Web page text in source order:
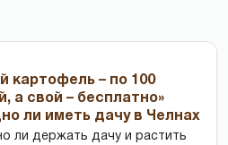
картофель – по 100
а свой – бесплатно»
ли иметь дачу в Челнах
ли держать дачу и растить